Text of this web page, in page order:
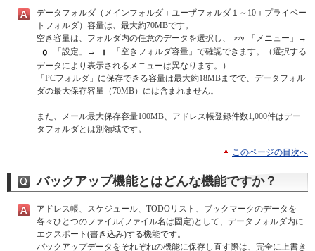
データフォルダ（メインフォルダ＋ユーザフォルダ１～10＋プライベー
トフォルダ）容量は、最大約70MBです。
空き容量は、フォルダ内の任意のデータを選択し、
「メニュー」→
「設定」→
「空きフォルダ容量」で確認できます。（選択する
データにより表示されるメニューは異なります。）
「PCフォルダ」に保存できる容量は最大約18MBまでで、データフォル
ダの最大保存容量（70MB）には含まれません。
また、メール最大保存容量100MB、アドレス帳登録件数1,000件はデー
タフォルダとは別領域です。
このページの目次へ
バックアップ機能とはどんな機能ですか？
アドレス帳、スケジュール、TODOリスト、ブックマークのデータを
各々ひとつのファイル(ファイル名は固定)として、データフォルダ内に
エクスポート(書き込み)する機能です。
バックアップデータをそれぞれの機能に保存し直す際は、完全に上書き